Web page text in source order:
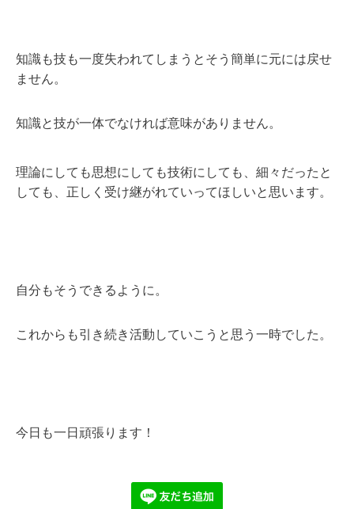
知識も技も一度失われてしまうとそう簡単に元には戻せ
ません。
知識と技が一体でなければ意味がありません。
理論にしても思想にしても技術にしても、細々だったと
しても、正しく受け継がれていってほしいと思います。
自分もそうできるように。
これからも引き続き活動していこうと思う一時でした。
今日も一日頑張ります！